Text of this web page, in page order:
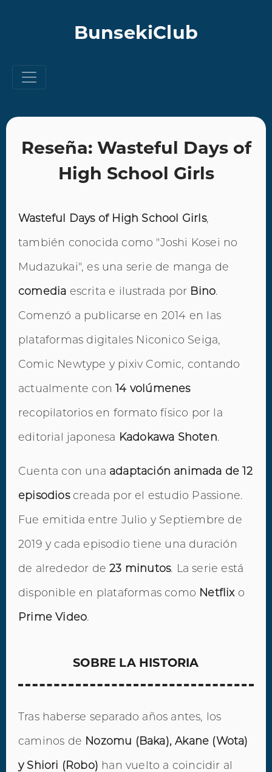
BunsekiClub
Reseña: Wasteful Days of
High School Girls
Wasteful Days of High School Girls,
también conocida como "Joshi Kosei no
Mudazukai", es una serie de manga de
comedia escrita e ilustrada por Bino.
Comenzó a publicarse en 2014 en las
plataformas digitales Niconico Seiga,
Comic Newtype y pixiv Comic, contando
actualmente con14 volúmenes
recopilatorios en formato físico por la
editorial japonesa Kadokawa Shoten.
Cuenta con una adaptación animada de 12
episodioscreada por el estudio Passione.
Fue emitida entre Julio y Septiembre de
2019 y cada episodio tiene una duración
de alrededor de23 minutos. La serie está
disponible en plataformas como Netflixo
Prime Video.
SOBRE LA HISTORIA
Tras haberse separado años antes, los
caminos de Nozomu (Baka), Akane (Wota)
y Shiori (Robo) han vuelto a coincidir al